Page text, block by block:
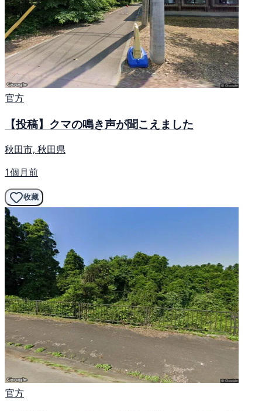
官方
【投稿】クマの鳴き声が聞こえました
秋田市, 秋田県
1個月前
收藏
官方